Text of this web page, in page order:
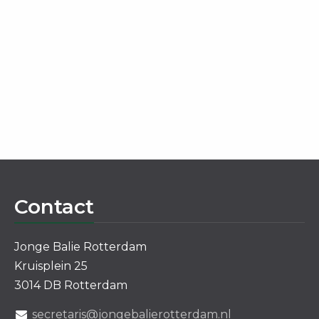
Contact
Jonge Balie Rotterdam
Kruisplein 25
3014 DB Rotterdam
secretaris@jongebalierotterdam.nl